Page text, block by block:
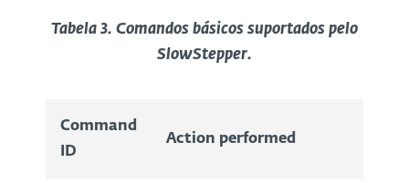
Tabela 3. Comandos básicos suportados pelo
SlowStepper.
Command
ID
Action performed